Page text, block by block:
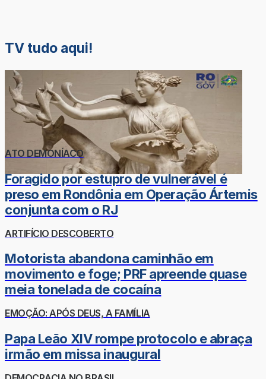
TV tudo aqui!
ATO DEMONÍACO
Foragido por estupro de vulnerável é
preso em Rondônia em Operação Ártemis
conjunta com o RJ
ARTIFÍCIO DESCOBERTO
Motorista abandona caminhão em
movimento e foge; PRF apreende quase
meia tonelada de cocaína
EMOÇÃO: APÓS DEUS, A FAMÍLIA
Papa Leão XIV rompe protocolo e abraça
irmão em missa inaugural